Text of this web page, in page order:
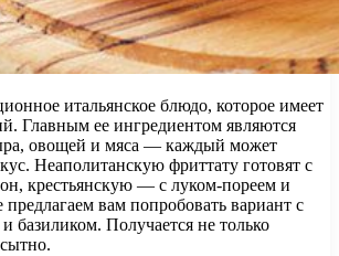
итальянское блюдо, которое имеет
Главным ее ингредиентом являются
овощей и мяса — каждый может
Неаполитанскую фриттату готовят с
крестьянскую — с луком-пореем и
вам попробовать вариант с
базиликом. Получается не только